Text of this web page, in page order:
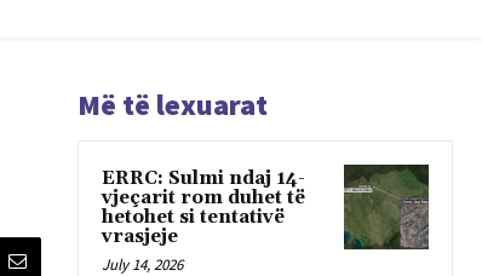
Më të lexuarat
ERRC: Sulmi ndaj 14-
vjeçarit rom duhet të
hetohet si tentativë
vrasjeje
July 14, 2026